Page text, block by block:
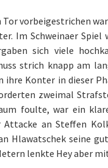
vorbeigestrichen
Im Schweinaer
sich viele
strich knapp am
Konter in dieser
zweimal
foulte, war ein
an Steffen
Hlawatschek seine
lenkte Hey aber